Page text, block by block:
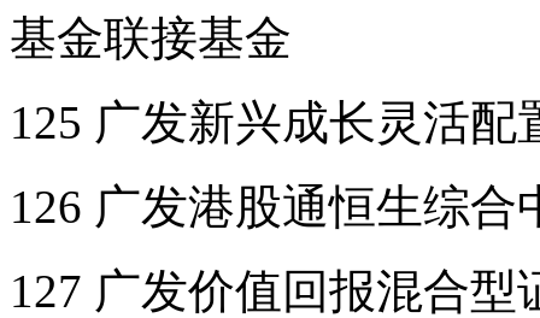
基金联接基金
125 广发新兴成长灵活
126 广发港股通恒生综
127 广发价值回报混合型